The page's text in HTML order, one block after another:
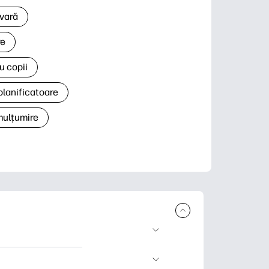
copii